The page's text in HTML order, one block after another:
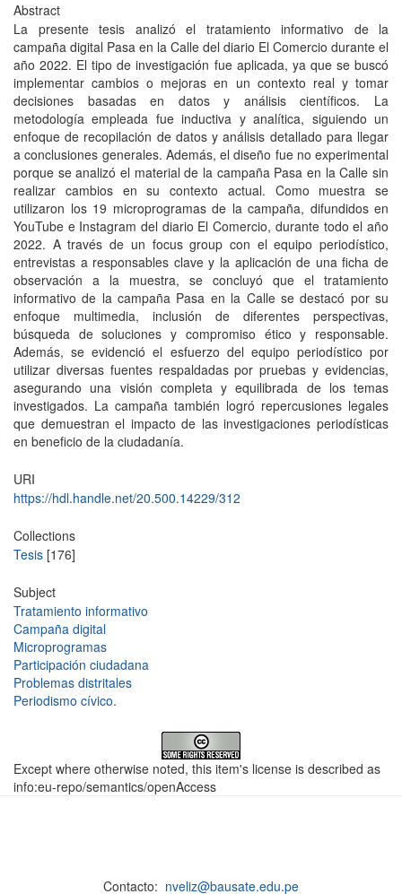
Abstract
La presente tesis analizó el tratamiento informativo de la
campaña digital Pasa en la Calle del diario El Comercio durante el
año 2022. El tipo de investigación fue aplicada, ya que se buscó
implementar cambios o mejoras en un contexto real y tomar
decisiones basadas en datos y análisis científicos. La
metodología empleada fue inductiva y analítica, siguiendo un
enfoque de recopilación de datos y análisis detallado para llegar
a conclusiones generales. Además, el diseño fue no experimental
porque se analizó el material de la campaña Pasa en la Calle sin
realizar cambios en su contexto actual. Como muestra se
utilizaron los 19 microprogramas de la campaña, difundidos en
YouTube e Instagram del diario El Comercio, durante todo el año
2022. A través de un focus group con el equipo periodístico,
entrevistas a responsables clave y la aplicación de una ficha de
observación a la muestra, se concluyó que el tratamiento
informativo de la campaña Pasa en la Calle se destacó por su
enfoque multimedia, inclusión de diferentes perspectivas,
búsqueda de soluciones y compromiso ético y responsable.
Además, se evidenció el esfuerzo del equipo periodístico por
utilizar diversas fuentes respaldadas por pruebas y evidencias,
asegurando una visión completa y equilibrada de los temas
investigados. La campaña también logró repercusiones legales
que demuestran el impacto de las investigaciones periodísticas
en beneficio de la ciudadanía.
URI
https://hdl.handle.net/20.500.14229/312
Collections
Tesis [176]
Subject
Tratamiento informativo
Campaña digital
Microprogramas
Participación ciudadana
Problemas distritales
Periodismo cívico.
Except where otherwise noted, this item's license is described as
info:eu-repo/semantics/openAccess
Contacto: nveliz@bausate.edu.pe